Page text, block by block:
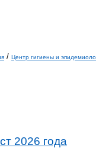
/ Центр гигиены и
2026 года